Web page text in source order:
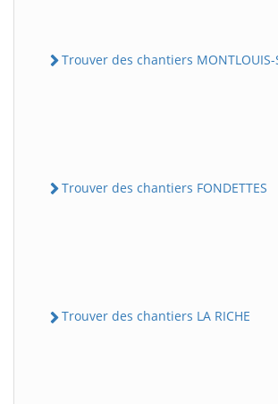
Trouver des chantiers MONTLOUIS-
Trouver des chantiers FONDETTES
Trouver des chantiers LA RICHE